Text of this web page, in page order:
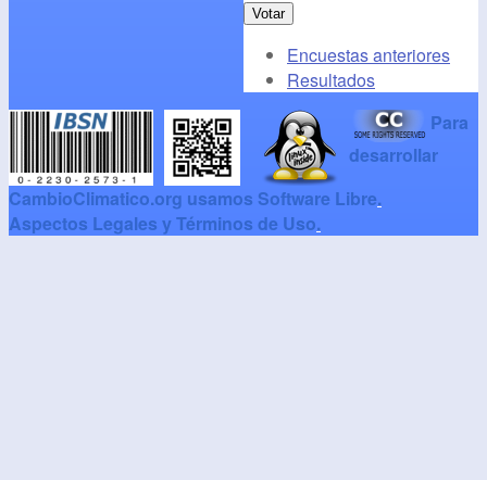
Encuestas anteriores
Resultados
Para
desarrollar
CambioClimatico.org usamos Software Libre.
Aspectos Legales y Términos de Uso.